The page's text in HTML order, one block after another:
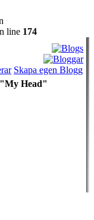
line 174
Skapa egen Blogg
Head"